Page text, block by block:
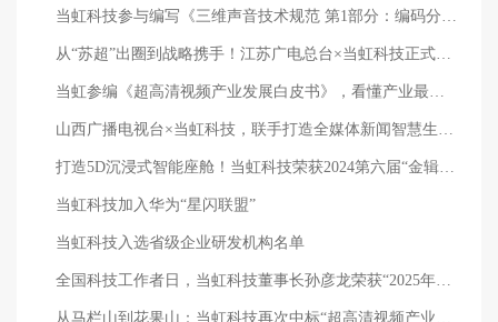
当虹科技加入华为“星闪联盟”
当虹科技入选省级企业研发机构名单